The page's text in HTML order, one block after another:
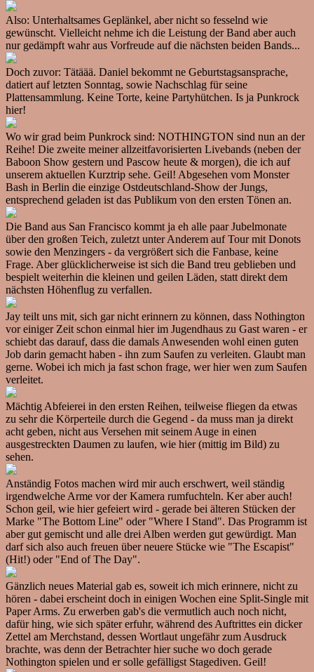
Also: Unterhaltsames Geplänkel, aber nicht so fesselnd wie
gewünscht. Vielleicht nehme ich die Leistung der Band aber auch
nur gedämpft wahr aus Vorfreude auf die nächsten beiden Bands...
Doch zuvor: Tätäää. Daniel bekommt ne Geburtstagsansprache,
datiert auf letzten Sonntag, sowie Nachschlag für seine
Plattensammlung. Keine Torte, keine Partyhütchen. Is ja Punkrock
hier!
Wo wir grad beim Punkrock sind: NOTHINGTON sind nun an der
Reihe! Die zweite meiner allzeitfavorisierten Livebands (neben der
Baboon Show gestern und Pascow heute & morgen), die ich auf
unserem aktuellen Kurztrip sehe. Geil! Abgesehen vom Monster
Bash in Berlin die einzige Ostdeutschland-Show der Jungs,
entsprechend geladen ist das Publikum von den ersten Tönen an.
Die Band aus San Francisco kommt ja eh alle paar Jubelmonate
über den großen Teich, zuletzt unter Anderem auf Tour mit Donots
sowie den Menzingers - da vergrößert sich die Fanbase, keine
Frage. Aber glücklicherweise ist sich die Band treu geblieben und
bespielt weiterhin die kleinen und geilen Läden, statt direkt dem
nächsten Höhenflug zu verfallen.
Jay teilt uns mit, sich gar nicht erinnern zu können, dass Nothington
vor einiger Zeit schon einmal hier im Jugendhaus zu Gast waren - er
schiebt das darauf, dass die damals Anwesenden wohl einen guten
Job darin gemacht haben - ihn zum Saufen zu verleiten. Glaubt man
gerne. Wobei ich mich ja fast schon frage, wer hier wen zum Saufen
verleitet.
Mächtig Abfeierei in den ersten Reihen, teilweise fliegen da etwas
zu sehr die Körperteile durch die Gegend - da muss man ja direkt
acht geben, nicht aus Versehen mit seinem Auge in einen
ausgestreckten Daumen zu laufen, wie hier (mittig im Bild) zu
sehen.
Anständig Fotos machen wird mir auch erschwert, weil ständig
irgendwelche Arme vor der Kamera rumfuchteln. Ker aber auch!
Schon geil, wie hier gefeiert wird - gerade bei älteren Stücken der
Marke "The Bottom Line" oder "Where I Stand". Das Programm ist
aber gut gemischt und alle drei Alben werden gut gewürdigt. Man
darf sich also auch freuen über neuere Stücke wie "The Escapist"
(Hit!) oder "End of The Day".
Gänzlich neues Material gab es, soweit ich mich erinnere, nicht zu
hören - dabei erscheint doch in einigen Wochen eine Split-Single mit
Paper Arms. Zu erwerben gab's die vermutlich auch noch nicht,
dafür hing, wie sich später erfuhr, während des Auftrittes ein dicker
Zettel am Merchstand, dessen Wortlaut ungefähr zum Ausdruck
brachte, was denn der Betrachter hier suche wo doch gerade
Nothington spielen und er solle gefälligst Stagediven. Geil!